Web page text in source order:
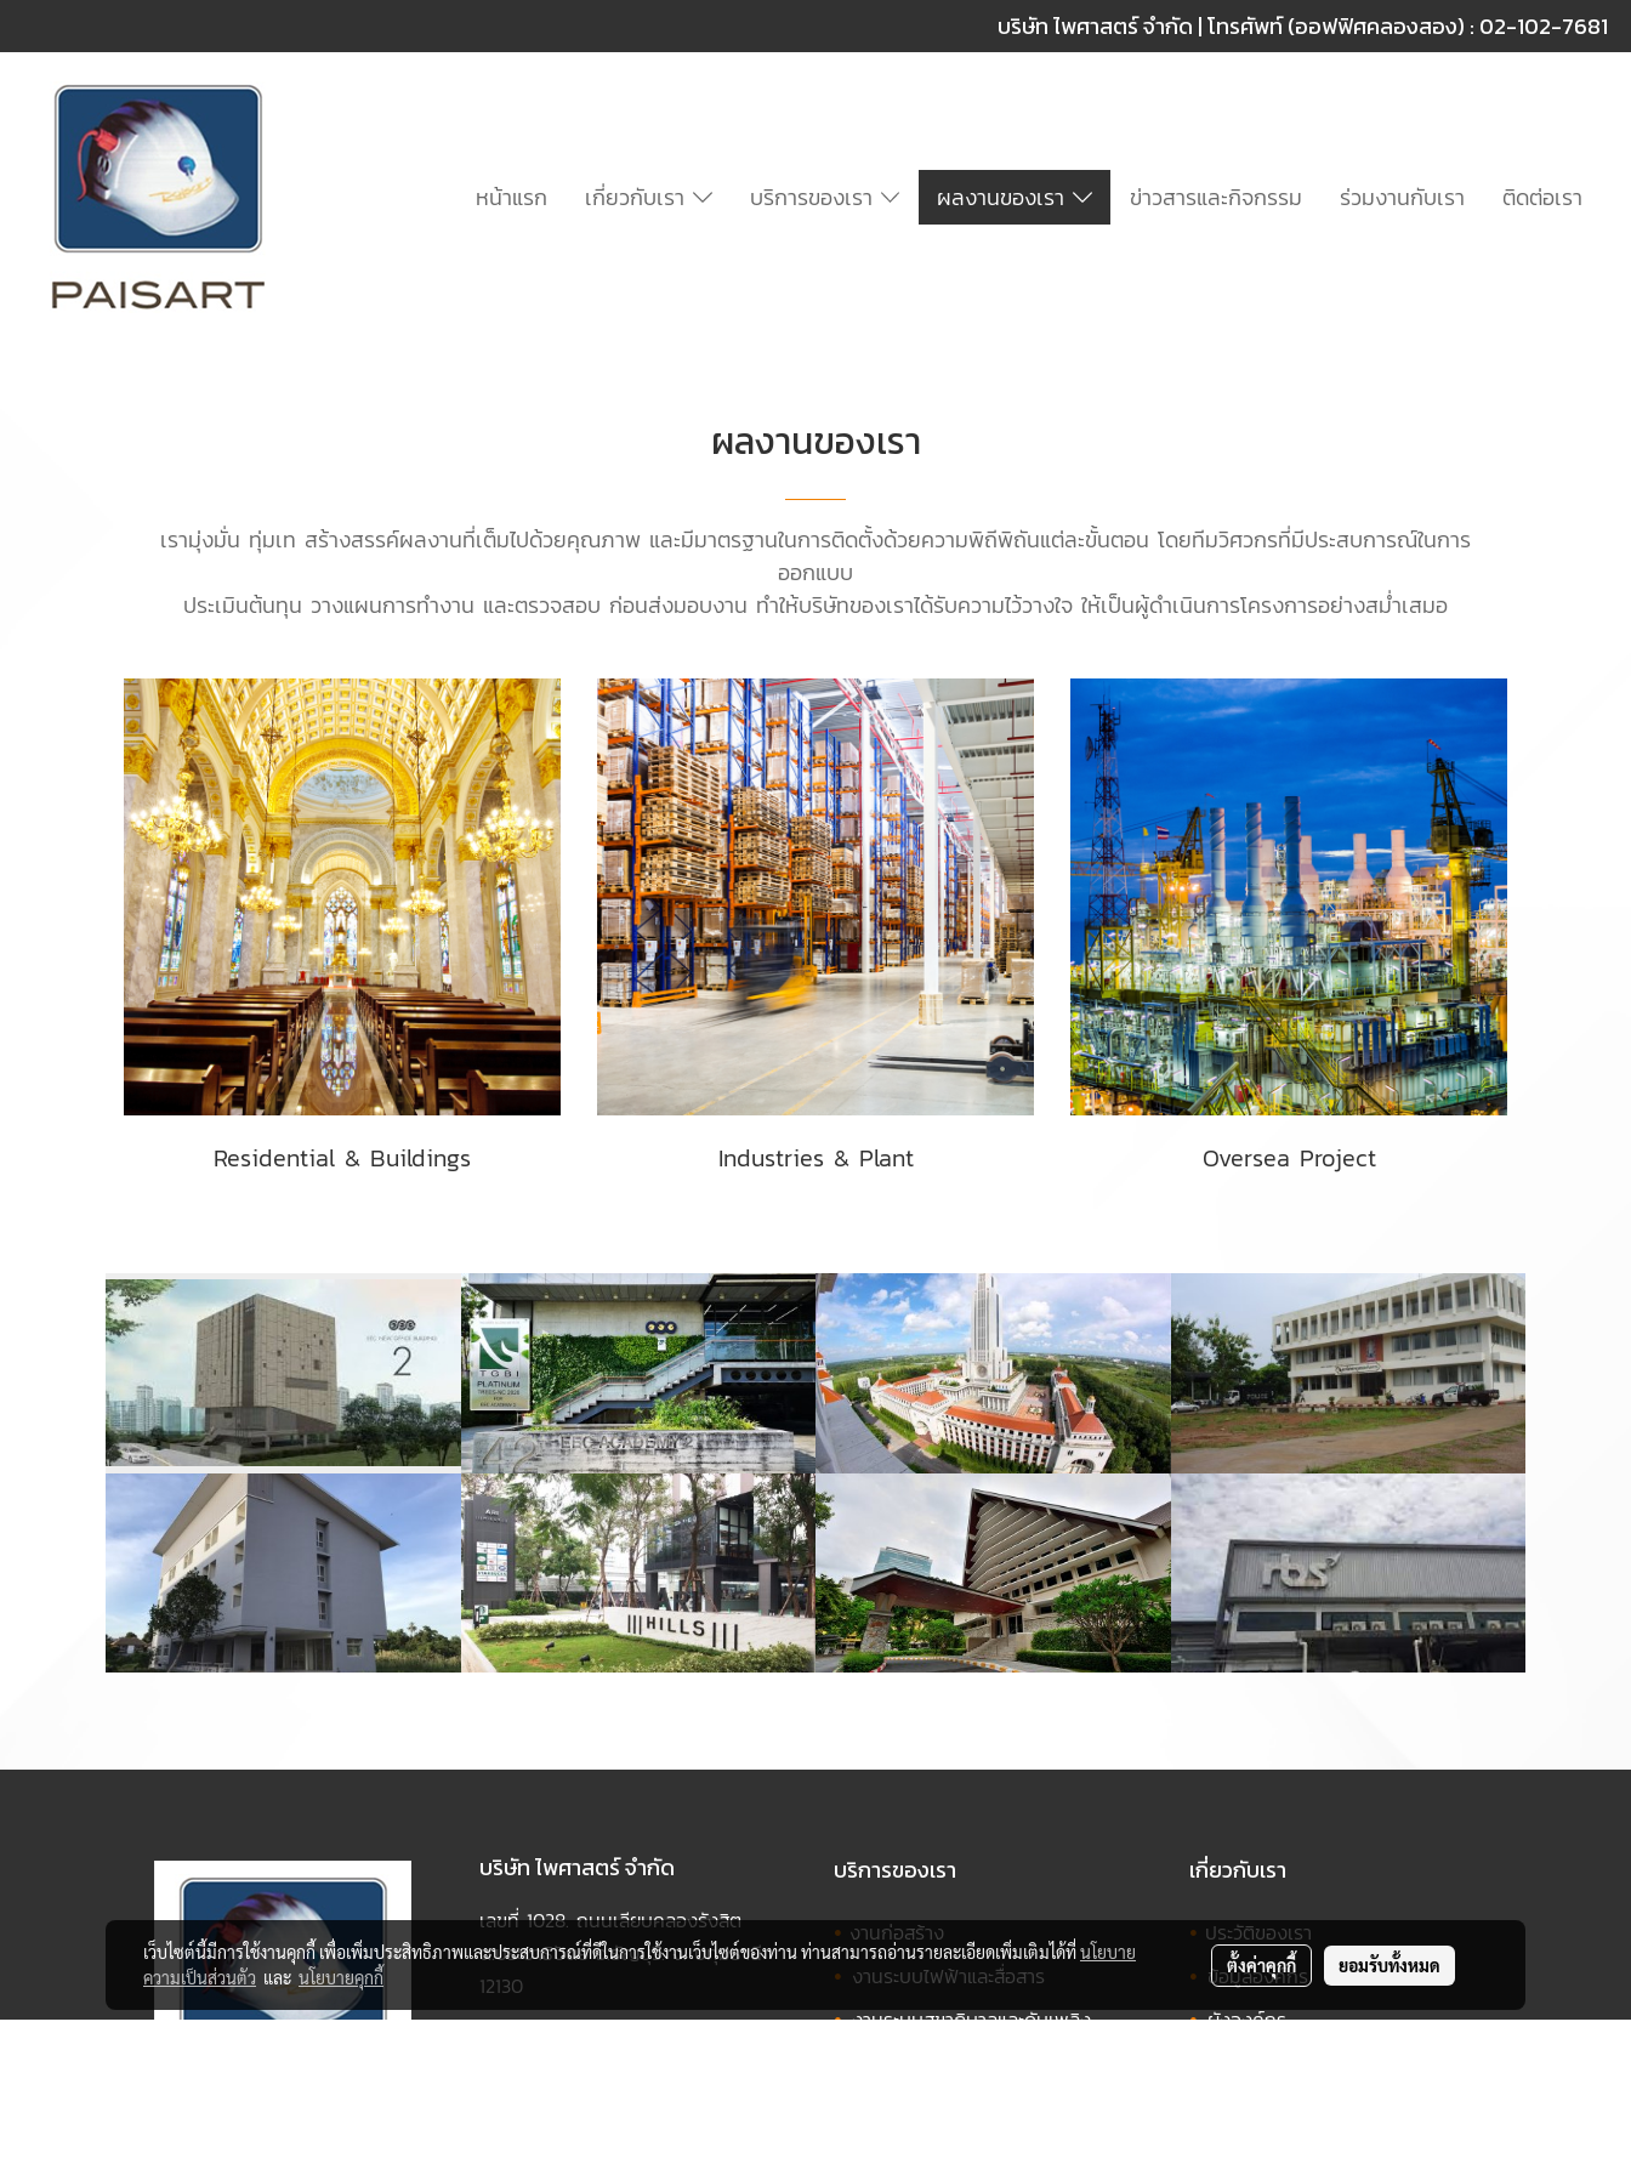
บริษัท ไพศาสตร์ จำกัด | โทรศัพท์ (ออฟฟิศคลองสอง) : 02-102-7681
หน้าแรก เกี่ยวกับเรา บริการของเรา ผลงานของเรา ข่าวสารและกิจกรรม ร่วมงานกับเรา ติดต่อเรา
ผลงานของเรา
เรามุ่งมั่น ทุ่มเท สร้างสรรค์ผลงานที่เต็มไปด้วยคุณภาพ และมีมาตรฐานในการติดตั้งด้วยความพิถีพิถันแต่ละขั้นตอน โดยทีมวิศวกรที่มีประสบการณ์ในการ
ออกแบบ
ประเมินต้นทุน วางแผนการทำงาน และตรวจสอบ ก่อนส่งมอบงาน ทำให้บริษัทของเราได้รับความไว้วางใจ ให้เป็นผู้ดำเนินการโครงการอย่างสม่ำเสมอ
Residential & Buildings Industries & Plant Oversea Project
อาคารสำนักงานกลุ่มบริษัท อีอีซี 2 บริษัท อีอีซี เอ็นจิเนียริ่ง เน็ทเวิร์ค จำกัด
2574 ผู้ชม
มหาวิทยาลัยอัสสัมชัญ (Assumption University)
2550 ผู้ชม
สถานีตำรวจภูธรประจันตคาม จังหวัดปราจีนบุรี
2701 ผู้ชม
งานโครงการ
1909 ผู้ชม
งาน RENOVATE
2119 ผู้ชม
งานอื่นๆ
1962 ผู้ชม
บริษัท ไพศาสตร์ จำกัด
เลขที่ 1028. ถนนเลียบคลองรังสิต
ต.ประชาธิปัตย์ อ.ธัญบุรี. จ. ปทุมธานี
12130
บริการของเรา
• งานก่อสร้าง
• งานระบบไฟฟ้าและสื่อสาร
•งานระบบสุขาภิบาลและดับเพลิง
เกี่ยวกับเรา
• ประวัติของเรา
• ข้อมูลองค์กร
•ผังองค์กร
เว็บไซต์นี้มีการใช้งานคุกกี้ เพื่อเพิ่มประสิทธิภาพและประสบการณ์ที่ดีในการใช้งานเว็บไซต์ของท่าน ท่านสามารถอ่านรายละเอียดเพิ่มเติมได้ที่นโยบาย
ความเป็นส่วนตัว และ นโยบายคุกกี้
ตั้งค่าคุกกี้ ยอมรับทั้งหมด